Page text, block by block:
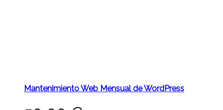
Mantenimiento Web Mensual de WordPress